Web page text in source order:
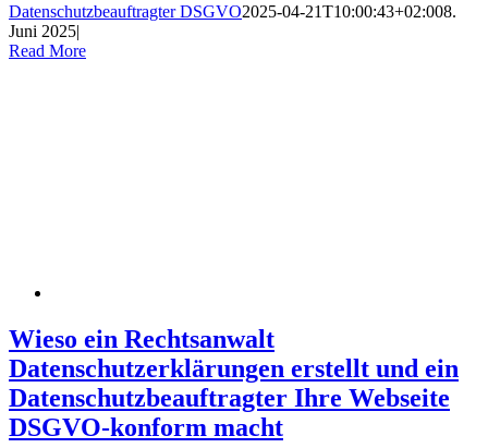
Datenschutzbeauftragter DSGVO2025-04-21T10:00:43+02:008.
Juni 2025|
Read More
Wieso ein Rechtsanwalt
Datenschutzerklärungen erstellt und ein
Datenschutzbeauftragter Ihre Webseite
DSGVO-konform macht